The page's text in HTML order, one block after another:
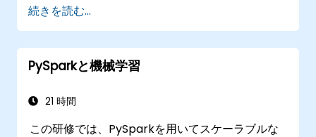
続きを読む...
PySparkと機械学習
21 時間
この研修では、PySparkを用いてスケーラブルな